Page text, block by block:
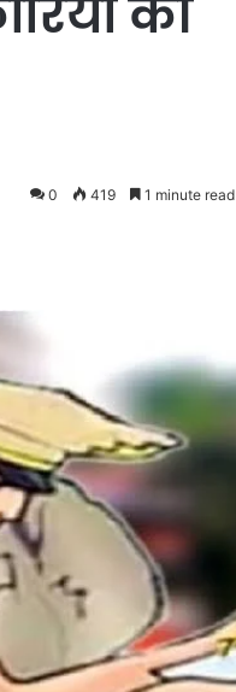
की
0 419 1 minute read